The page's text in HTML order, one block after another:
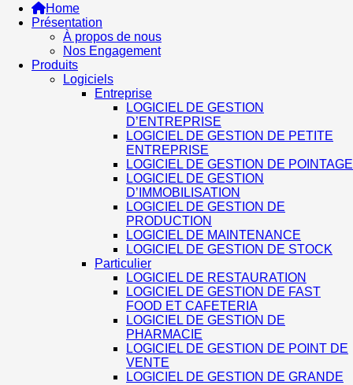
Home
Présentation
À propos de nous
Nos Engagement
Produits
Logiciels
Entreprise
LOGICIEL DE GESTION
D’ENTREPRISE
LOGICIEL DE GESTION DE PETITE
ENTREPRISE
LOGICIEL DE GESTION DE POINTAGE
LOGICIEL DE GESTION
D’IMMOBILISATION
LOGICIEL DE GESTION DE
PRODUCTION
LOGICIEL DE MAINTENANCE
LOGICIEL DE GESTION DE STOCK
Particulier
LOGICIEL DE RESTAURATION
LOGICIEL DE GESTION DE FAST
FOOD ET CAFETERIA
LOGICIEL DE GESTION DE
PHARMACIE
LOGICIEL DE GESTION DE POINT DE
VENTE
LOGICIEL DE GESTION DE GRANDE